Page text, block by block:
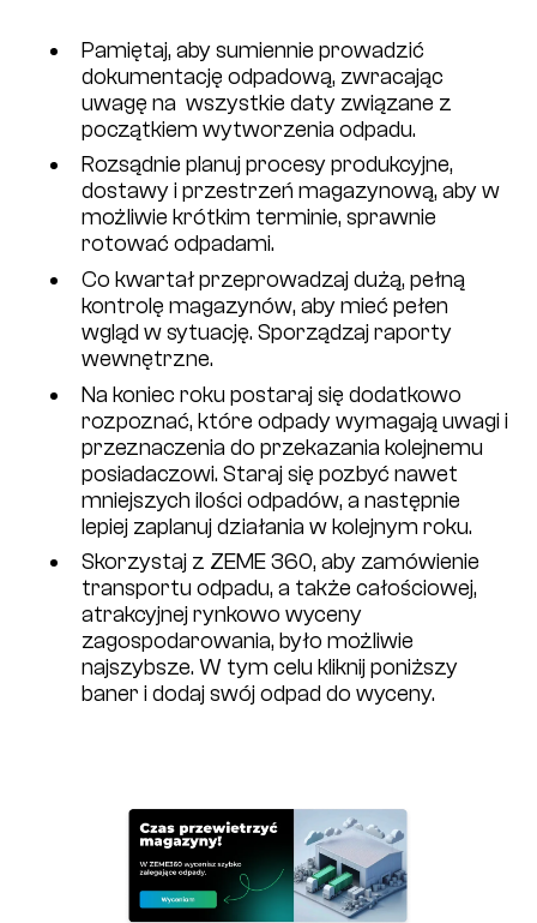
Pamiętaj, aby sumiennie prowadzić
dokumentację odpadową, zwracając
uwagę na wszystkie daty związane z
początkiem wytworzenia odpadu.
Rozsądnie planuj procesy produkcyjne,
dostawy i przestrzeń magazynową, aby w
możliwie krótkim terminie, sprawnie
rotować odpadami.
Co kwartał przeprowadzaj dużą, pełną
kontrolę magazynów, aby mieć pełen
wgląd w sytuację. Sporządzaj raporty
wewnętrzne.
Na koniec roku postaraj się dodatkowo
rozpoznać, które odpady wymagają uwagi i
przeznaczenia do przekazania kolejnemu
posiadaczowi. Staraj się pozbyć nawet
mniejszych ilości odpadów, a następnie
lepiej zaplanuj działania w kolejnym roku.
Skorzystaj z ZEME 360, aby zamówienie
transportu odpadu, a także całościowej,
atrakcyjnej rynkowo wyceny
zagospodarowania, było możliwie
najszybsze. W tym celu kliknij poniższy
baner i dodaj swój odpad do wyceny.